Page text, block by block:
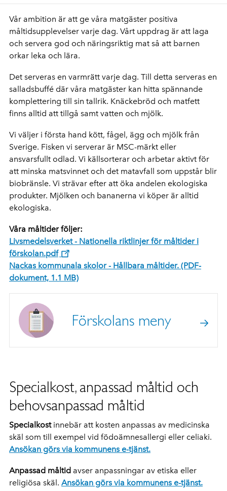
Vår ambition är att ge våra matgäster positiva
måltidsupplevelser varje dag. Vårt uppdrag är att laga
och servera god och näringsriktig mat så att barnen
orkar leka och lära.
Det serveras en varmrätt varje dag. Till detta serveras en
salladsbuffé där våra matgäster kan hitta spännande
komplettering till sin tallrik. Knäckebröd och matfett
finns alltid att tillgå samt vatten och mjölk.
Vi väljer i första hand kött, fågel, ägg och mjölk från
Sverige. Fisken vi serverar är MSC-märkt eller
ansvarsfullt odlad. Vi källsorterar och arbetar aktivt för
att minska matsvinnet och det matavfall som uppstår blir
biobränsle. Vi strävar efter att öka andelen ekologiska
produkter. Mjölken och bananerna vi köper är alltid
ekologiska.
Våra måltider följer:
Livsmedelsverket - Nationella riktlinjer för måltider i
förskolan.pdf
Nackas kommunala skolor - Hållbara måltider. (PDF-
dokument, 1.1 MB)
Förskolans meny
Specialkost, anpassad måltid och
behovsanpassad måltid
Specialkostinnebär att kosten anpassas av medicinska
skäl som till exempel vid födoämnesallergi eller celiaki.
Ansökan görs via kommunens e-tjänst.
Anpassad måltid avser anpassningar av etiska eller
religiösa skäl. Ansökan görs via kommunens e-tjänst.